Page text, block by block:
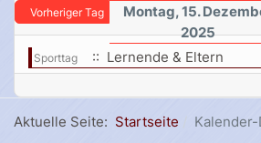
Vorheriger Tag
Montag, 15.
2025
Sporttag :: Lernende & Eltern
Aktuelle Seite: Startseite